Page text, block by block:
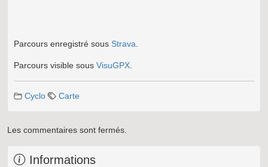
Parcours enregistré sous Strava
Parcours visible sous VisuGPX
Cyclo Carte
Les commentaires sont fermés.
Informations